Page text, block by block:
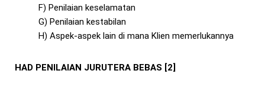
F) Penilaian keselamatan
G) Penilaian kestabilan
H) Aspek-aspek lain di mana Klien memerlukannya
HAD PENILAIAN JURUTERA BEBAS [2]